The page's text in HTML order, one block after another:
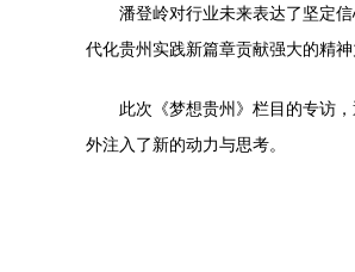
潘登岭对行业未来表达了坚定
代化贵州实践新篇章贡献强大的精神
此次《梦想贵州》栏目的专访
外注入了新的动力与思考。